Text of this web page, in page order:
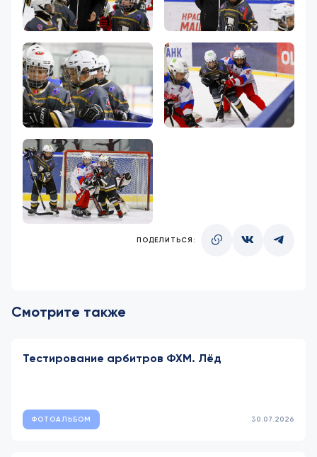
ПОДЕЛИТЬСЯ:
Смотрите также
Тестирование арбитров ФХМ. Лёд
ФОТОАЛЬБОМ 30.07.2026